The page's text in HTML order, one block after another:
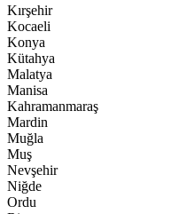
Kırşehir
Kocaeli
Konya
Kütahya
Malatya
Manisa
Kahramanmaraş
Mardin
Muğla
Muş
Nevşehir
Niğde
Ordu